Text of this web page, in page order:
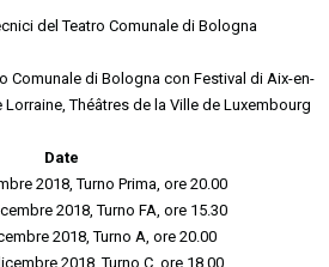
del Teatro Comunale di Bologna
Comunale di Bologna con Festival di Aix-en-
Théâtres de la Ville de Luxembourg
Date
2018, Turno Prima, ore 20.00
2018, Turno FA, ore 15.30
2018, Turno A, ore 20.00
2018, Turno C, ore 18.00